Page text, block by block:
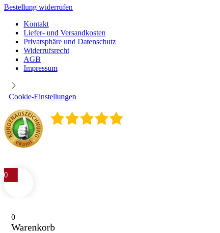
Bestellung widerrufen
Kontakt
Liefer- und Versandkosten
Privatsphäre und Datenschutz
Widerrufsrecht
AGB
Impressum
Cookie-Einstellungen
0
0
Warenkorb